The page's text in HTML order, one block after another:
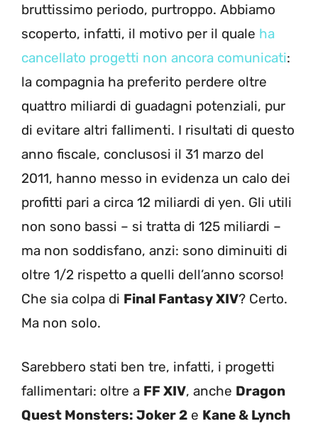
bruttissimo periodo, purtroppo. Abbiamo
scoperto, infatti, il motivo per il quale ha
cancellato progetti non ancora comunicati:
la compagnia ha preferito perdere oltre
quattro miliardi di guadagni potenziali, pur
di evitare altri fallimenti. I risultati di questo
anno fiscale, conclusosi il 31 marzo del
2011, hanno messo in evidenza un calo dei
profitti pari a circa 12 miliardi di yen. Gli utili
non sono bassi – si tratta di 125 miliardi –
ma non soddisfano, anzi: sono diminuiti di
oltre 1/2 rispetto a quelli dell’anno scorso!
Che sia colpa di Final Fantasy XIV? Certo.
Ma non solo.
Sarebbero stati ben tre, infatti, i progetti
fallimentari: oltre a FF XIV, anche Dragon
Quest Monsters: Joker 2 e Kane & Lynch